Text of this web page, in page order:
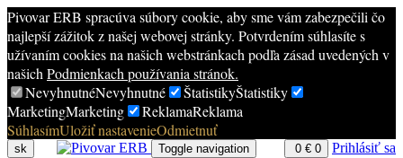
Pivovar ERB spracúva súbory cookie, aby sme vám zabezpečili čo
najlepší zážitok z našej webovej stránky. Potvrdením súhlasíte s
užívaním cookies na našich webstránkach podľa zásad uvedených v
našich Podmienkach používania stránok.
NevyhnutnéNevyhnutné ŠtatistikyŠtatistiky
MarketingMarketing ReklamaReklama
SúhlasímUložiť nastavenieOdmietnuť
sk 0 € 0 Prihlásiť sa
Toggle navigation